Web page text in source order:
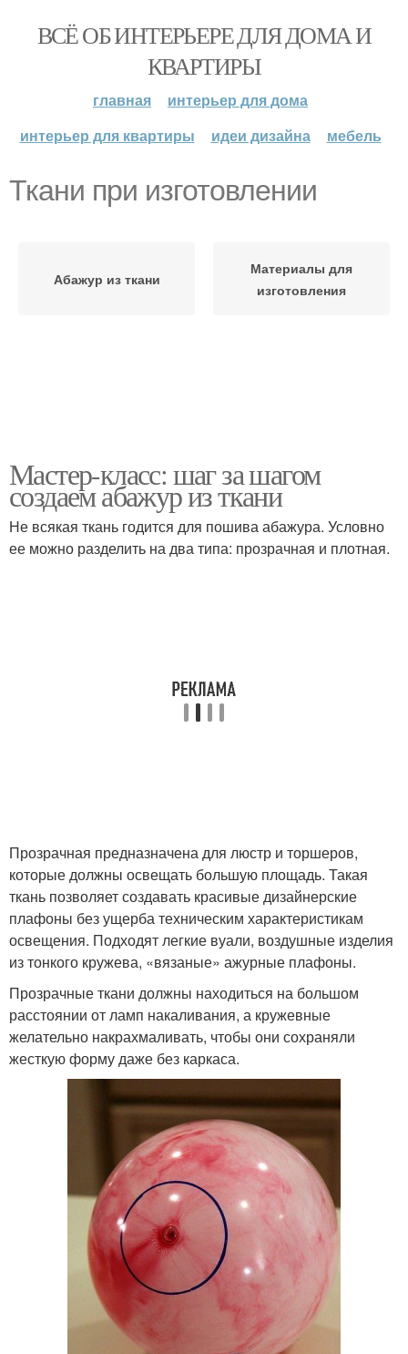
ВСЁ ОБ ИНТЕРЬЕРЕ ДЛЯ ДОМА И
КВАРТИРЫ
главная
интерьер для дома
интерьер для квартиры
идеи дизайна мебель
Ткани при изготовлении
Абажур из ткани
Материалы для
изготовления
Мастер-класс: шаг за шагом
создаем абажур из ткани
Не всякая ткань годится для пошива абажура. Условно
ее можно разделить на два типа: прозрачная и плотная.
Прозрачная предназначена для люстр и торшеров,
которые должны освещать большую площадь. Такая
ткань позволяет создавать красивые дизайнерские
плафоны без ущерба техническим характеристикам
освещения. Подходят легкие вуали, воздушные изделия
из тонкого кружева, «вязаные» ажурные плафоны.
Прозрачные ткани должны находиться на большом
расстоянии от ламп накаливания, а кружевные
желательно накрахмаливать, чтобы они сохраняли
жесткую форму даже без каркаса.